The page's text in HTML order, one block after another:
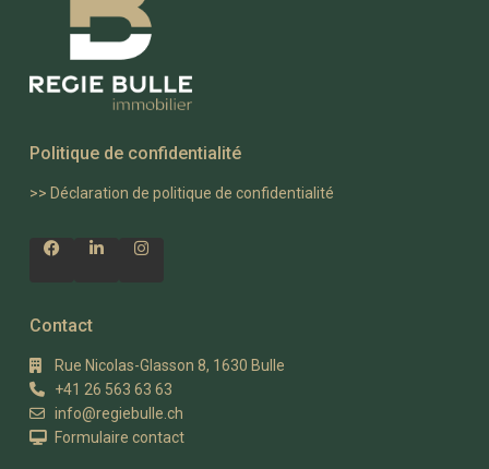
Politique de confidentialité
>> Déclaration de politique de confidentialité
Contact
Rue Nicolas-Glasson 8, 1630 Bulle
+41 26 563 63 63
info@regiebulle.ch
Formulaire contact